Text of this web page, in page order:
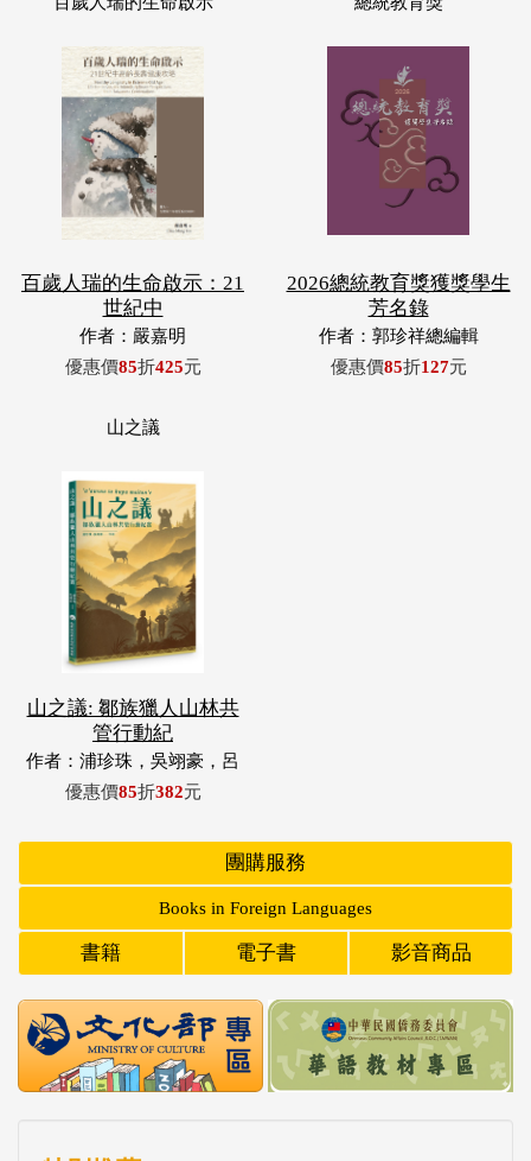
百歲人瑞的生命啟示：21
世紀中
作者：嚴嘉明
優惠價85折425元
2026總統教育獎獲獎學生
芳名錄
作者：郭珍祥總編輯
優惠價85折127元
山之議
山之議: 鄒族獵人山林共
管行動紀
作者：浦珍珠，吳翊豪，呂
翊齊，張惠東，許玉青，王
優惠價85折382元
團購服務
Books in Foreign Languages
書籍 電子書 影音商品